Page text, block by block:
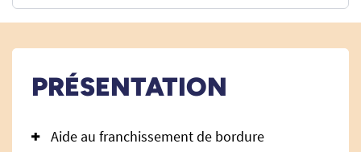
PRÉSENTATION
Aide au franchissement de bordure